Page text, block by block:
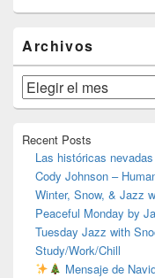
área
de
widget
barra
lateral
Archivos
Archivos
Recent Posts
Las históricas
Cody Johnson –
Winter, Snow, & Jazz
Peaceful Monday by
Tuesday Jazz with
Study/Work/Chill
Mensaje de